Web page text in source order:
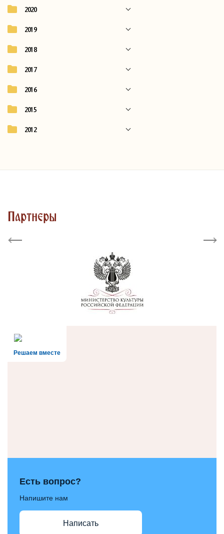
2020
2019
2018
2017
2016
2015
2012
Партнеры
Previous Next
Решаем вместе
Есть вопрос?
Напишите нам
Написать